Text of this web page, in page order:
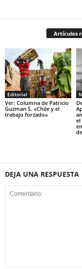
Artículos
Editorial
Ver: Columna de Patricio
Guzman S. «Chile y el
trabajo forzado»
el
DEJA UNA RESPUESTA